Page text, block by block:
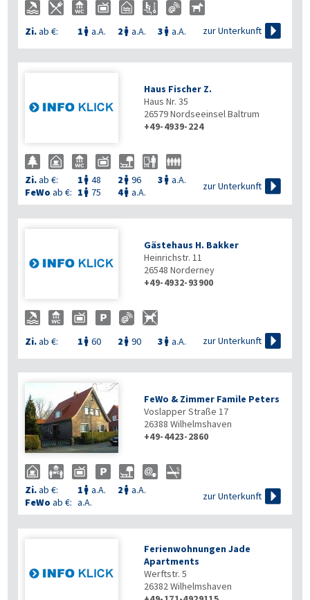
Zi.ab €: 1  a.A. 2  a.A. 3  a.A. zur Unterkunft 
Haus Fischer Z.
Haus Nr. 35
26579Nordseeinsel Baltrum
+49-4939-224
Zi.ab €: 1  48 2  96 3  a.A.
FeWo ab €: 1  75 4 a.A.
zur Unterkunft 
Gästehaus H. Bakker
Heinrichstr. 11
26548 Norderney
+49-4932-93900
Zi.ab €: 1  60 2  90 3  a.A. zur Unterkunft 
FeWo & Zimmer Famile Peters
Voslapper Straße 17
26388 Wilhelmshaven
+49-4423-2860
Zi.ab €: 1  a.A. 2  a.A.
FeWo ab €: a.A.
zur Unterkunft 
Ferienwohnungen Jade
Apartments
Werftstr. 5
26382Wilhelmshaven